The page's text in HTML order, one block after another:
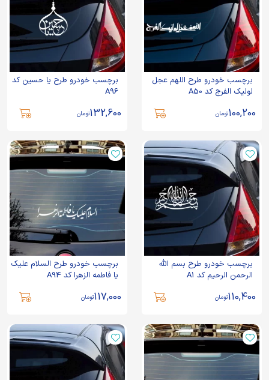
برچسب خودرو طرح اللهم عجل
لولیک الفرج کد A50
100,200تومان
برچسب خودرو طرح یا حسین کد
A96
132,600تومان
برچسب خودرو طرح بسم الله
الرحمن الرحیم کد A1
110,400تومان
برچسب خودرو طرح السلام علیک
یا فاطمه الزهرا کد A94
117,000تومان